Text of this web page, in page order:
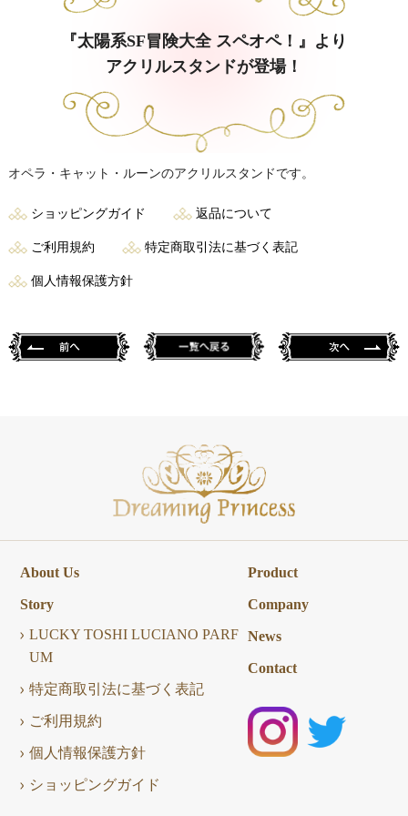
『太陽系SF冒険大全 スペオペ！』より
アクリルスタンドが登場！
オペラ・キャット・ルーンのアクリルスタンドです。
ショッピングガイド 返品について
ご利用規約 特定商取引法に基づく表記
個人情報保護方針
About Us
Story
LUCKY TOSHI LUCIANO PARF
UM
特定商取引法に基づく表記
ご利用規約
個人情報保護方針
ショッピングガイド
Product
Company
News
Contact